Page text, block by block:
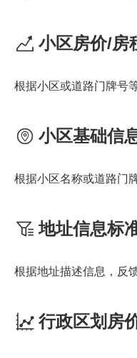
小区房价/房
根据小区或道路门牌号
小区基础信
根据小区名称或道路门
地址信息标
根据地址描述信息，反
行政区划房